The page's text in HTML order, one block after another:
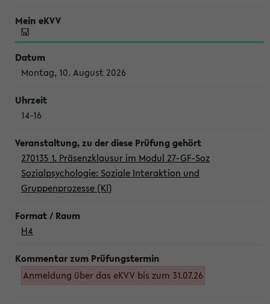
Montag, 10. August 2026
14-16
270135 1. Präsenzklausur im Modul 27-GF-Soz
Sozialpsychologie: Soziale Interaktion und
Gruppenprozesse (Kl)
H4
Anmeldung über das eKVV bis zum 31.07.26